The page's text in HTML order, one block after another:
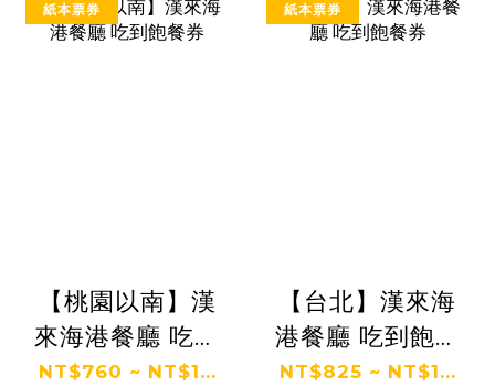
紙本票券
【桃園以南】漢
來海港餐廳 吃到
飽餐券
NT$760 ~ NT$1...
紙本票券
【台北】漢來海
港餐廳 吃到飽餐
券
NT$825 ~ NT$1...